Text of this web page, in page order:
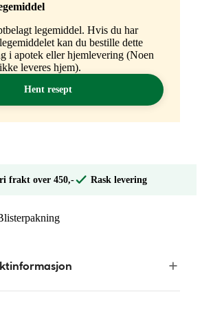
legemiddel. Hvis du har
kan du bestille dette
i apotek eller hjemlevering (Noen
leveres hjem).
Hent resept
frakt over 450,- Rask levering